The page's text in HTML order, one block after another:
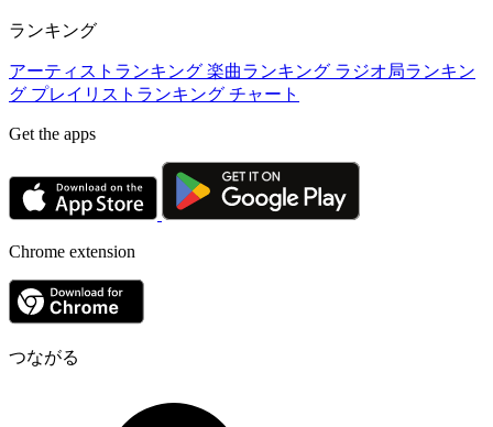
ランキング
アーティストランキング 楽曲ランキング ラジオ局ランキン
グ プレイリストランキング チャート
Get the apps
Chrome extension
つながる